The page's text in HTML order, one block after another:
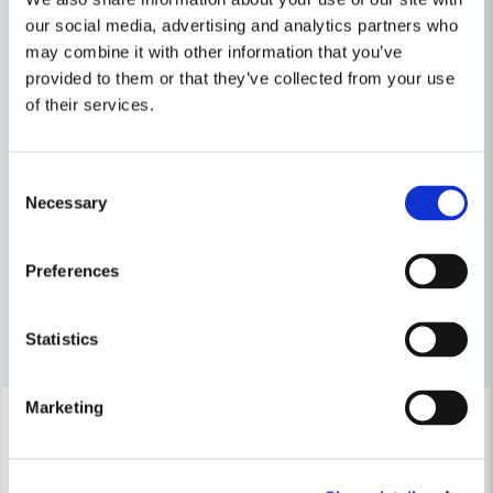
our social media, advertising and analytics partners who
may combine it with other information that you’ve
provided to them or that they’ve collected from your use
of their services.
Selection
Necessary
Preferences
Statistics
Marketing
Egenskaper
Produkttyp Silvertejp
Ställ en produktfråga
question
Fråga oss något om denna produkten...
Ja, ni får publicera min fråga
Andra produkter i kategorin
-23%